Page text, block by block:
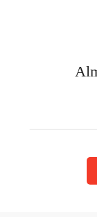
Augnhvílur